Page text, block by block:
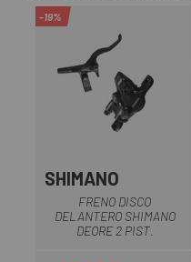
-19%
SHIMANO
FRENO DISCO
DELANTERO SHIMANO
DEORE 2 PIST.